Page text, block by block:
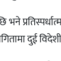
भने
दुई